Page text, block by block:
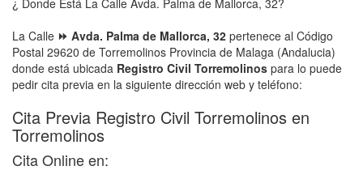
¿ Donde Está La Calle Avda. Palma de Mallorca, 32?
La Calle ⏩ Avda. Palma de Mallorca, 32 pertenece al Código
Postal 29620 de Torremolinos Provincia de Malaga (Andalucia)
donde está ubicada Registro Civil Torremolinos para lo puede
pedir cita previa en la siguiente dirección web y teléfono:
Cita Previa Registro Civil Torremolinos en
Torremolinos
Cita Online en: